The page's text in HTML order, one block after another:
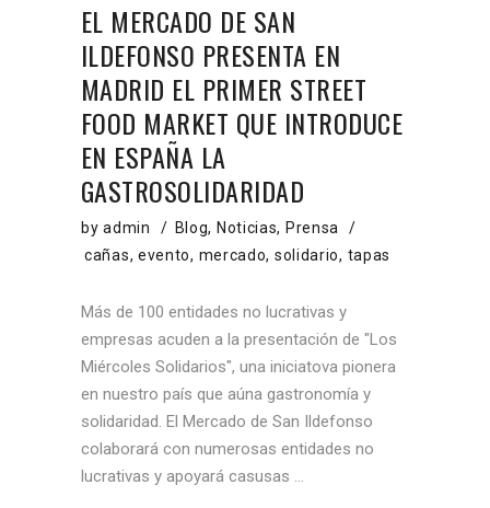
EL MERCADO DE SAN
ILDEFONSO PRESENTA EN
MADRID EL PRIMER STREET
FOOD MARKET QUE INTRODUCE
EN ESPAÑA LA
GASTROSOLIDARIDAD
byadmin Blog, Noticias, Prensa
cañas, evento, mercado, solidario, tapas
Más de 100 entidades no lucrativas y
empresas acuden a la presentación de "Los
Miércoles Solidarios", una iniciatova pionera
en nuestro país que aúna gastronomía y
solidaridad. El Mercado de San Ildefonso
colaborará con numerosas entidades no
lucrativas y apoyará casusas